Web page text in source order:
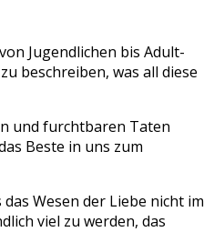
Jugendlichen bis Adult-
beschreiben, was all diese
und furchtbaren Taten
Beste in uns zum
Wesen der Liebe nicht im
viel zu werden, das